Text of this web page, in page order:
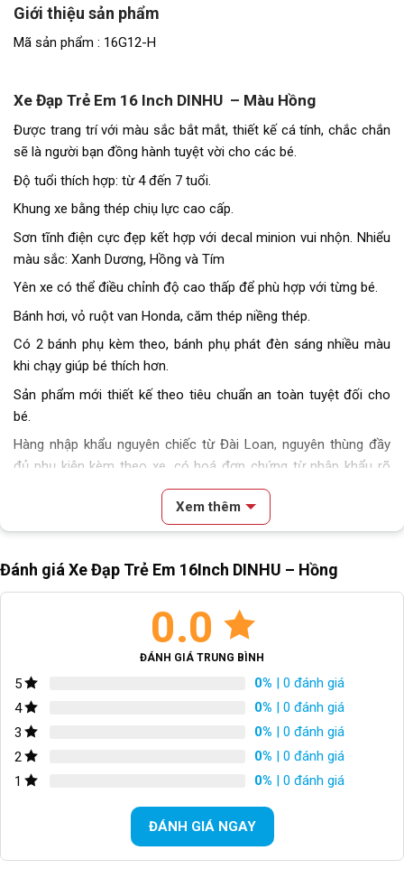
Giới thiệu sản phẩm
Mã sản phẩm : 16G12-H
Xe Đạp Trẻ Em 16 Inch DINHU – Màu Hồng
Được trang trí với màu sắc bắt mắt, thiết kế cá tính, chắc chắn
sẽ là người bạn đồng hành tuyệt vời cho các bé.
Độ tuổi thích hợp: từ 4 đến 7 tuổi.
Khung xe bằng thép chiụ lực cao cấp.
Sơn tĩnh điện cực đẹp kết hợp với decal minion vui nhộn. Nhiểu
màu sắc: Xanh Dương, Hồng và Tím
Yên xe có thể điều chỉnh độ cao thấp để phù hợp với từng bé.
Bánh hơi, vỏ ruột van Honda, căm thép niềng thép.
Có 2 bánh phụ kèm theo, bánh phụ phát đèn sáng nhiều màu
khi chạy giúp bé thích hơn.
Sản phẩm mới thiết kế theo tiêu chuẩn an toàn tuyệt đối cho
bé.
Hàng nhập khẩu nguyên chiếc từ Đài Loan, nguyên thùng đầy
đủ phụ kiện kèm theo xe, có hoá đơn chứng từ nhập khẩu rõ
"hinh-anh-dia-chi-chan-trang-san-pham"
SKU: 16G12-H
Xem thêm
Đánh giá Xe Đạp Trẻ Em 16Inch DINHU – Hồng
0.0
ĐÁNH GIÁ TRUNG BÌNH
5 0% | 0 đánh giá
4
0% | 0 đánh giá
3
0% | 0 đánh giá
2
0% | 0 đánh giá
1
0% | 0 đánh giá
ĐÁNH GIÁ NGAY